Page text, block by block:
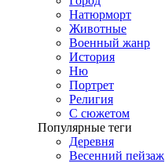
Натюрморт
Животные
Военный жанр
История
Ню
Портрет
Религия
С сюжетом
Популярные теги
Деревня
Весенний пейзаж